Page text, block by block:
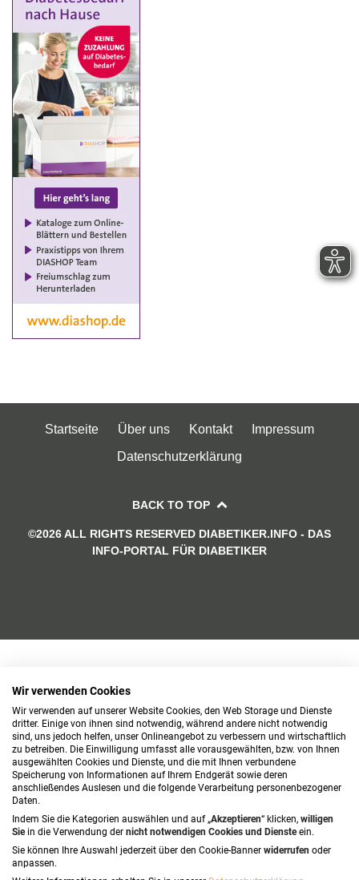
Startseite Über uns Kontakt
Impressum
Datenschutzerklärung
BACK TO TOP
©2026 ALL RIGHTS RESERVED DIABETIKER.INFO - DAS
INFO-PORTAL FÜR DIABETIKER
Wir verwenden Cookies
Wir verwenden auf unserer Website Cookies, den Web Storage und Dienste
dritter. Einige von ihnen sind notwendig, während andere nicht notwendig
sind, uns jedoch helfen, unser Onlineangebot zu verbessern und wirtschaftlich
zu betreiben. Die Einwilligung umfasst alle vorausgewählten, bzw. von Ihnen
ausgewählten Cookies und Dienste, und die mit Ihnen verbundene
Speicherung von Informationen auf Ihrem Endgerät sowie deren
anschließendes Auslesen und die folgende Verarbeitung personenbezogener
Daten.
Indem Sie die Kategorien auswählen und auf „Akzeptieren“ klicken, willigen
Sie in die Verwendung der nicht notwendigen Cookies und Diensteein.
Sie können Ihre Auswahl jederzeit über den Cookie-Banner widerrufen oder
anpassen.